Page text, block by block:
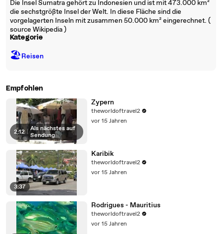
Die Insel Sumatra gehört zu Indonesien und ist mit 473.000 km²
die sechstgrößte Insel der Welt. In diese Fläche sind die
vorgelagerten Inseln mit zusammen 50.000 km² eingerechnet. (
source Wikipedia )
Kategorie
🏖Reisen
Empfohlen
2:12
Als nächstes auf
Sendung
Zypern
theworldoftravel2
vor 15 Jahren
3:37
Karibik
theworldoftravel2
vor 15 Jahren
Rodrigues - Mauritius
theworldoftravel2
vor 15 Jahren